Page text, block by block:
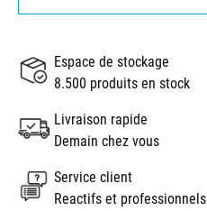
Espace de stockage
8.500 produits en stock
Livraison rapide
Demain chez vous
Service client
Reactifs et professionnels